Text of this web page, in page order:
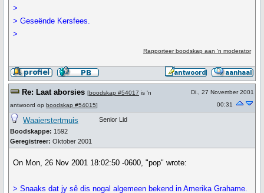
>
> Geseënde Kersfees.
>
Rapporteer boodskap aan 'n moderator
Re: Laat aborsies [boodskap #54017 is 'n
antwoord op boodskap #54015]
Di., 27 November 2001
00:31
Waaierstertmuis
Boodskappe: 1592
Geregistreer: Oktober 2001
Senior Lid
On Mon, 26 Nov 2001 18:02:50 -0600, "pop" wrote:
> Snaaks dat jy sê dis nogal algemeen bekend in Amerika Grahame.